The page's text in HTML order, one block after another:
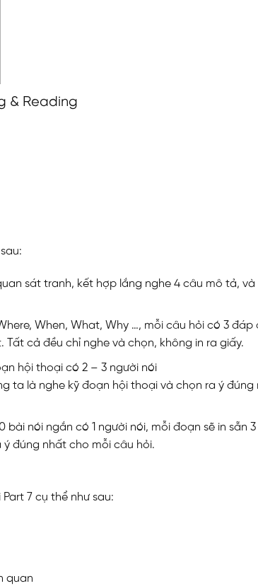
& Reading
sát tranh, kết hợp lắng nghe 4 câu mô tả, và
When, What, Why …, mỗi câu hỏi có 3 đáp
cả đều chỉ nghe và chọn, không in ra giấy.
hội thoại có 2 – 3 người nói
ta là nghe kỹ đoạn hội thoại và chọn ra ý đúng
nói ngắn có 1 người nói, mỗi đoạn sẽ in sẵn
ý đúng nhất cho mỗi câu hỏi.
7 cụ thể như sau:
quan